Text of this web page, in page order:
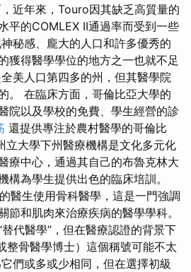
近年來，Touro因其缺乏高質量的
平的COMLEX II通過率而受到一些
秘感、龐大的人口和許多優秀的
獲得醫學學位的地方之一也就不足
美人口第四多的州，但其醫學院
。 在臨床方面，哥倫比亞大學的
院以及學校的免費、學生經營的診
還提供專注於農村醫學的哥倫比
立大學下州醫療機構是文化多元化
療中心，通過其自己的布魯克林大
構為學生提供出色的臨床培訓。
醫生使用骨科醫學，這是一門強調
節和肌肉來治療疾病的醫學學科。
代醫學”，但在醫療認證的背景下
整骨醫學博士）這個稱號可能不太
們或多或少相同，但在選擇初級